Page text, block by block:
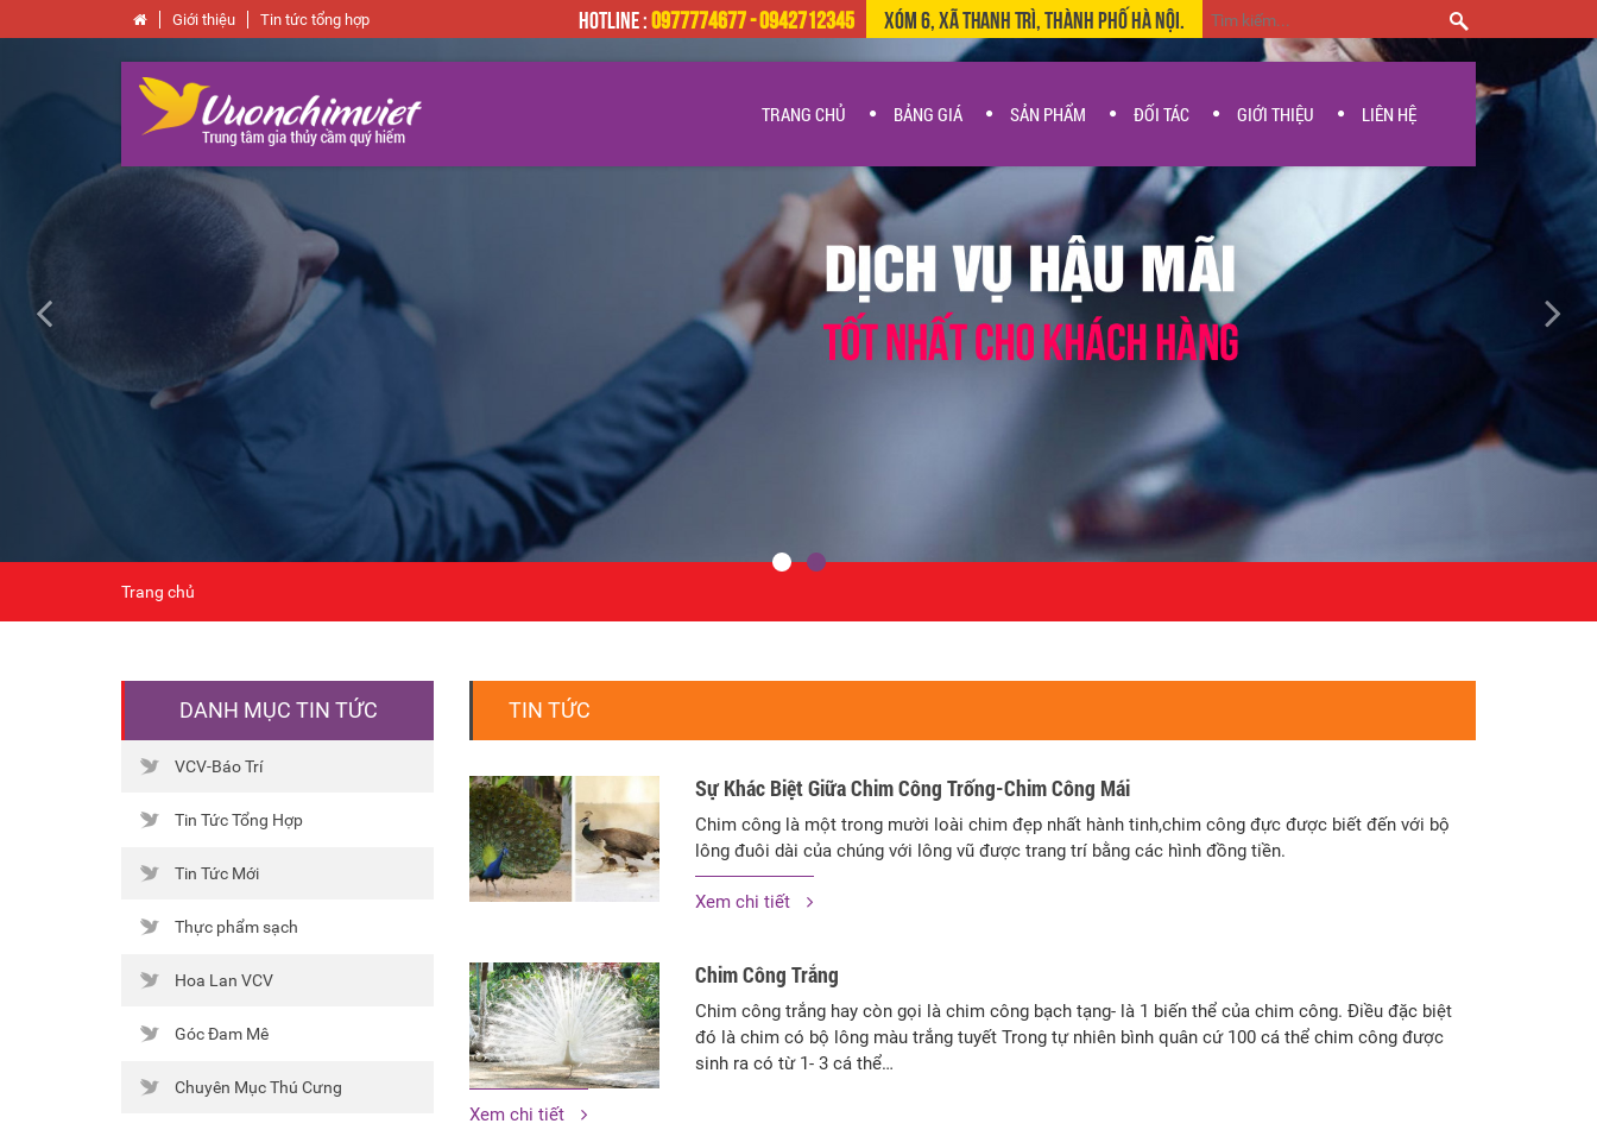
Giới thiệu Tin tức tổng hợp Xóm 6, Xã Thanh Trì, Thành Phố Hà Nội.
HOTLINE :0977774677 - 0942712345
TRANG CHỦ BẢNG GIÁ SẢN PHẨM ĐỐI TÁC GIỚI THIỆU LIÊN HỆ
Trang chủ
DANH MỤC TIN TỨC
VCV-Báo Trí
Tin Tức Tổng Hợp
Tin Tức Mới
Thực phẩm sạch
Hoa Lan VCV
Góc Đam Mê
Chuyên Mục Thú Cưng
TIN TỨC
Sự Khác Biệt Giữa Chim Công Trống-Chim Công Mái
Chim công là một trong mười loài chim đẹp nhất hành tinh,chim công đực được biết đến với bộ
lông đuôi dài của chúng với lông vũ được trang trí bằng các hình đồng tiền.
Xem chi tiết
Chim Công Trắng
Chim công trắng hay còn gọi là chim công bạch tạng- là 1 biến thể của chim công. Điều đặc biệt
đó là chim có bộ lông màu trắng tuyết Trong tự nhiên bình quân cứ 100 cá thể chim công được
sinh ra có từ 1- 3 cá thể…
Xem chi tiết